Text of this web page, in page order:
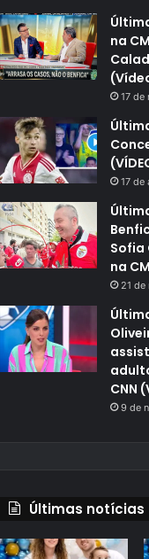
na
17 de
17 de
Sofia
na
21
CNN
9 de
Últimas notícias